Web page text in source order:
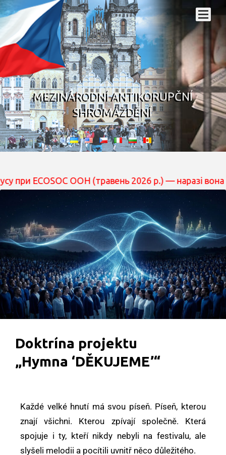
MEZINÁRODNÍ ANTIKORUPČNÍ
SHROMÁŽDĚNÍ
ECOSOC ООН (травень 2026 р.) — наразі вона
Doktrína projektu
„Hymna ‘DĚKUJEME’“
Každé velké hnutí má svou píseň. Píseň, kterou
znají všichni. Kterou zpívají společně. Která
spojuje i ty, kteří nikdy nebyli na festivalu, ale
slyšeli melodii a pocítili uvnitř něco důležitého.